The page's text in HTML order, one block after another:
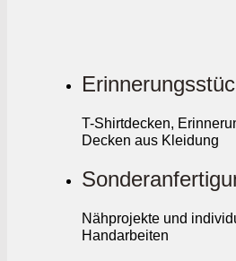
T-Shirtdecken,
Decken aus Kleidung
Nähprojekte und
Handarbeiten